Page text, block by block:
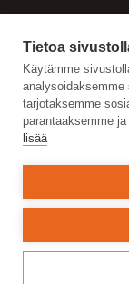
Tietoa
Käytämme
tarjotaksemme
parantaaksemme
lisää